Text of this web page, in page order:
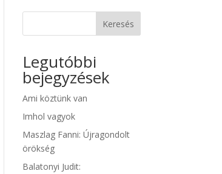
Keresés
Legutóbbi
bejegyzések
Ami köztünk van
Imhol vagyok
Maszlag Fanni: Újragondolt
örökség
Balatonyi Judit: